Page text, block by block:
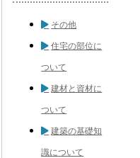
その他
住宅の部位に
ついて
建材と資材に
ついて
建築の基礎知
識について